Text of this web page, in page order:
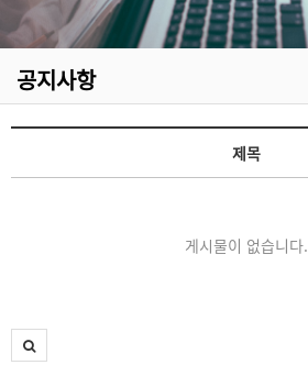
공지사항
제목
게시물이 없습니다.